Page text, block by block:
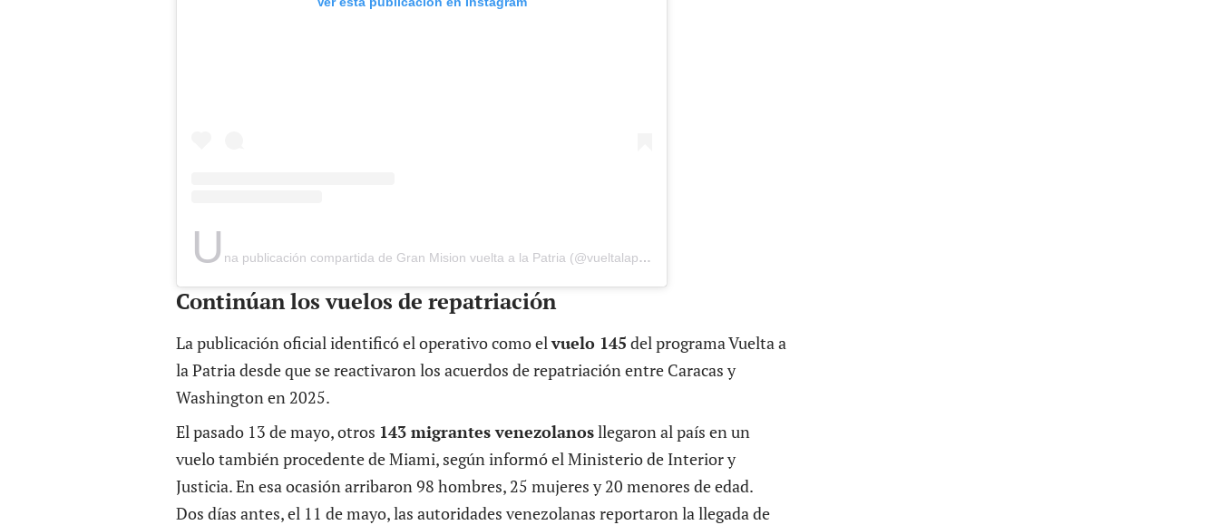
U na publicación compartida de Gran Mision vuelta a la Patria (@vueltalapatria)
Continúan los vuelos de repatriación
La publicación oficial identificó el operativo como elvuelo 145 del programa Vuelta a
la Patria desde que se reactivaron los acuerdos de repatriación entre Caracas y
Washington en 2025.
El pasado 13 de mayo, otros 143 migrantes venezolanosllegaron al país en un
vuelo también procedente de Miami, según informó el Ministerio de Interior y
Justicia. En esa ocasión arribaron 98 hombres, 25 mujeres y 20 menores de edad.
Dos días antes, el 11 de mayo, las autoridades venezolanas reportaron la llegada de